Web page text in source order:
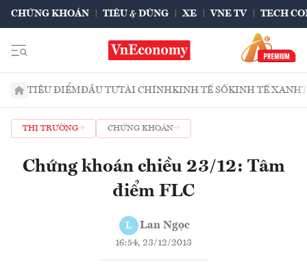
CHỨNG KHOÁN TIÊU & DÙNG XE VNE TV TECH
TIÊU ĐIỂMĐẦU TƯTÀI CHÍNHKINH TẾ SỐKINH TẾ XANH
THỊ TRƯỜNG CHỨNG KHOÁN
Chứng khoán chiều 23/12: Tâm
điểm FLC
L Lan Ngọc
16:54, 23/12/2013